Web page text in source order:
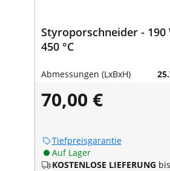
Styroporschneider - 190
450 °C
Abmessungen (LxBxH)
70,00 €
Tiefpreisgarantie
Auf Lager
KOSTENLOSE LIEFERUNG